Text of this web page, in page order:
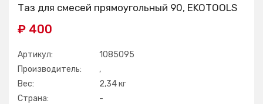
Таз для смесей прямоугольный 90, EKOTOOLS
₽ 400
Артикул:
1085095
Производитель:
,
Вес:
2,34 кг
Страна:
-